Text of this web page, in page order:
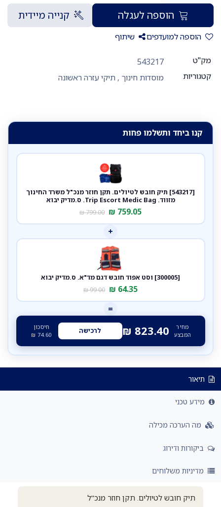
הוספה לעגלה קנייה מיידית
הוספה למועדפים שיתוף
מק"ט
543217
קטגוריות
מוסדות חינוך , תיקי עזרה ראשונה
קנו ביחד ותשלמו פחות
[543217] תיק חובש לטיולים. תקן חוזר מנכ"ל משרד החינוך
מזווד. Trip Escort Medic Bag. ס.מדיק יבוא
759.05
₪
799.00
₪
+
[300005] וסט אפוד חובש דגם מד"א. ס.מדיק יבוא
64.35
₪
99.00
₪
=
מחיר
המבצע
823.40
₪ לרכישה
חיסכון
74.60
₪
תיאור
מידע טכני
מה הערכה מכילה
ביקורות ודירוג
מדיניות משלוחים
תיק חובש לטיולים. תקן חוזר מנכ"ל